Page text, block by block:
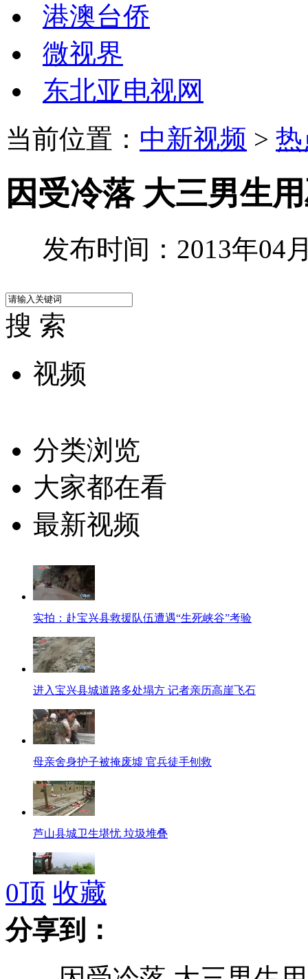
港澳台侨
微视界
东北亚电视网
当前位置： 中新视频 >
因受冷落 大三男生
发布时间：2013年04
搜 索
视频
分类浏览
大家都在看
最新视频
实拍：赴宝兴县救援队伍遭遇“生死峡谷”考验
进入宝兴县城道路多处塌方 记者亲历高崖飞石
母亲舍身护子被掩废墟 官兵徒手刨救
芦山县城卫生堪忧 垃圾堆叠
芦山地震：挺近宝兴沿途险象环生 感动不断
0顶 收藏
分享到：